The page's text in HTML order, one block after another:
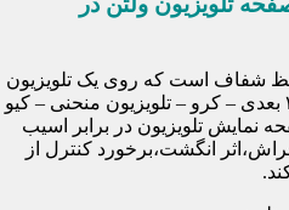
شفاف است که روی یک تلویزیون
تخت (ال سی دی – ال ای دی – ۳ بعدی – کرو – تلویزیون منحنی – کیو
نمایش تلویزیون در برابر اسیب
انگشت،برخورد کنترل از